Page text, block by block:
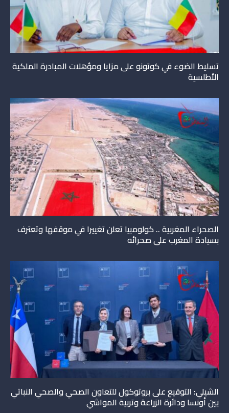
تسليط الضوء في كوتونو على مزايا ومؤهلات المبادرة الملكية
الأطلسية
الصحراء المغربية .. كولومبيا تعلن تغييرا في موقفها وتعترف
بسيادة المغرب على صحرائه
الشيلي: التوقيع على بروتوكول للتعاون الصحي والصحي النباتي
بين أونسا ودائرة الزراعة وتربية المواشي